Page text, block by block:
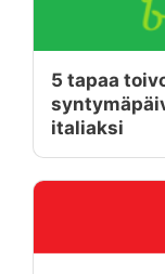
5 tapaa
italiaksi